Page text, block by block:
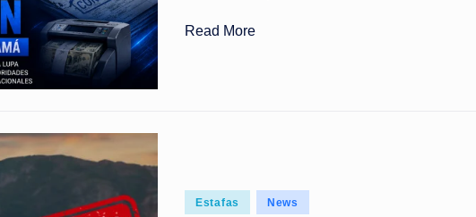
ti
c
i
s
Read More
Posted
Estafas News